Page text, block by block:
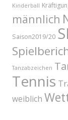
Kinderball
männlich
Saison2019/20
Tanzabzeichen
Tennis
weiblich